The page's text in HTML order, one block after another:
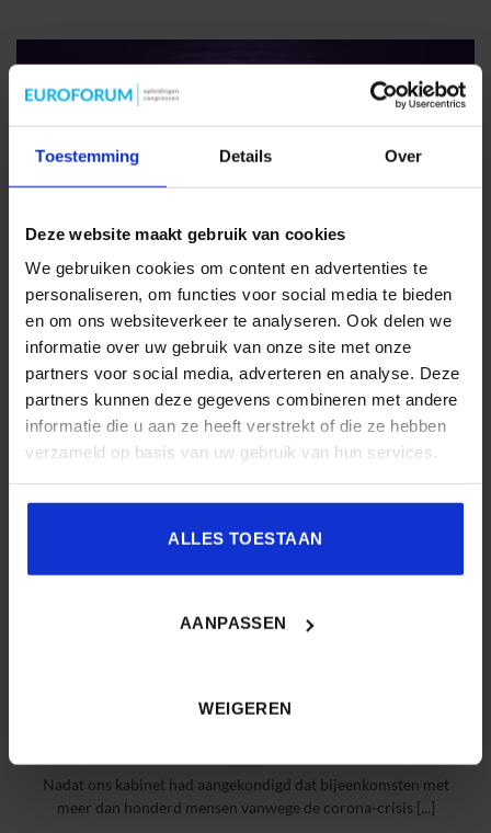
Toestemming Details Over
Deze website maakt gebruik van cookies
We gebruiken cookies om content en advertenties te
personaliseren, om functies voor social media te bieden
en om ons websiteverkeer te analyseren. Ook delen we
informatie over uw gebruik van onze site met onze
partners voor social media, adverteren en analyse. Deze
partners kunnen deze gegevens combineren met andere
informatie die u aan ze heeft verstrekt of die ze hebben
verzameld op basis van uw gebruik van hun services.
ALLES TOESTAAN
AANPASSEN
WEIGEREN
Ontwikkelingen op het gebied van learning experience
platforms (LXP)
Sinds ongeveer drie jaar lees je regelmatig over learning
experience platforms (LXP). Wat zijn op [...]
Nadat ons kabinet had aangekondigd dat bijeenkomsten met
meer dan honderd mensen vanwege de corona-crisis [...]